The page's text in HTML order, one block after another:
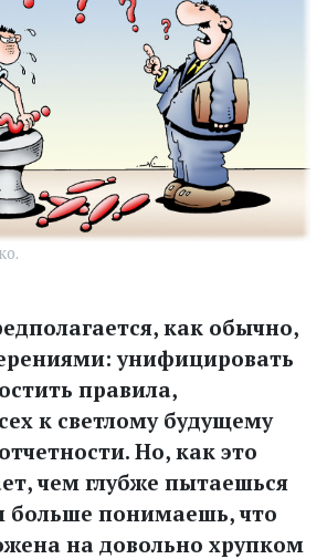
как обычно,
унифицировать
правила,
к светлому будущему
Но, как это
чем глубже пытаешься
больше понимаешь, что
на довольно хрупком